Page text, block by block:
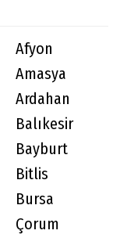
Afyon
Amasya
Ardahan
Balıkesir
Bayburt
Bitlis
Bursa
Çorum